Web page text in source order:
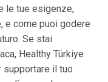
le tue esigenze,
come puoi godere
Se stai
Healthy Türkiye
il tuo